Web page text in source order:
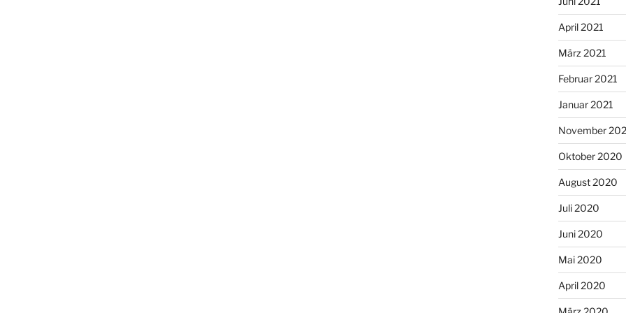
April 2021
März 2021
Februar 2021
Januar 2021
November
Oktober 2020
August 2020
Juli 2020
Juni 2020
Mai 2020
April 2020